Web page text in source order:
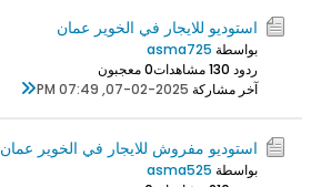
استوديو للايجار في الخوير عمان
بواسطة asma725
ردود 0
13 مشاهدات
0 معجبون
آخر مشاركة 07-02-2025, 07:49 PM
استوديو مفروش للايجار في الخوير عمان
بواسطة asma525